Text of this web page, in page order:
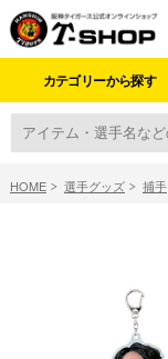
カテゴリーから探す
HOME 選手グッズ 捕手